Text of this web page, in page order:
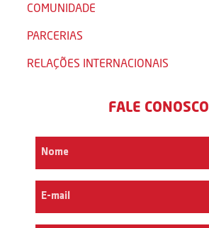
COMUNIDADE
PARCERIAS
RELAÇÕES INTERNACIONAIS
FALE CONOSCO